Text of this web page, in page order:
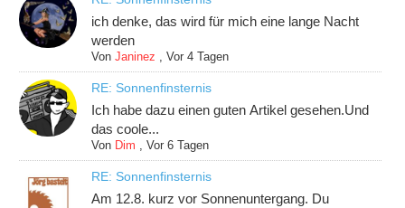
ich denke, das wird für mich eine lange Nacht
werden
VonJaninez ,Vor 4 Tagen
RE: Sonnenfinsternis
Ich habe dazu einen guten Artikel gesehen.Und
das coole...
Von Dim ,Vor 6 Tagen
RE: Sonnenfinsternis
Am 12.8. kurz vor Sonnenuntergang. Du